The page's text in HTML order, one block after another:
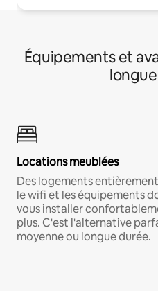
Équipements et
Locations meublées
Des logements
le wifi et les équipements
vous installer
plus. C'est l'alternative
moyenne ou longue durée.